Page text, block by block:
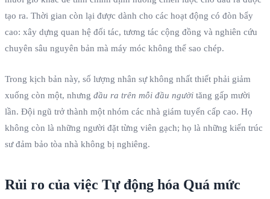
tạo ra. Thời gian còn lại được dành cho các hoạt động có đòn bẩy
cao: xây dựng quan hệ đối tác, tương tác cộng đồng và nghiên cứu
chuyên sâu nguyên bản mà máy móc không thể sao chép.
Trong kịch bản này, số lượng nhân sự không nhất thiết phải giảm
xuống còn một, nhưng đầu ra trên mỗi đầu người tăng gấp mười
lần. Đội ngũ trở thành một nhóm các nhà giám tuyển cấp cao. Họ
không còn là những người đặt từng viên gạch; họ là những kiến trúc
sư đảm bảo tòa nhà không bị nghiêng.
Rủi ro của việc Tự động hóa Quá mức